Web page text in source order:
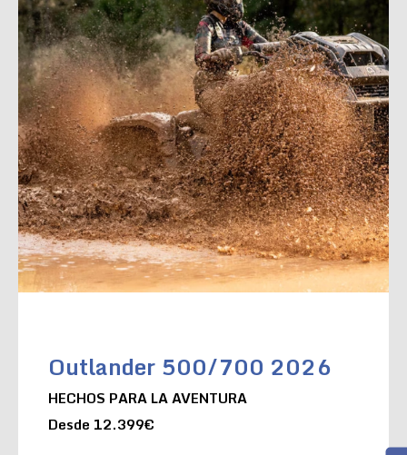
Outlander 500/700 2026
HECHOS PARA LA AVENTURA
Desde 12.399€